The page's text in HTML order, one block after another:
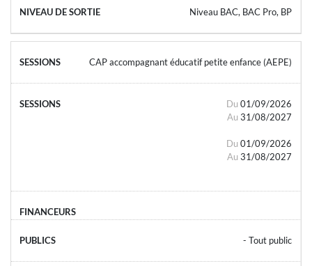
Niveau BAC, BAC Pro, BP
CAP accompagnant éducatif petite enfance (AEPE)
Du 01/09/2026
Au 31/08/2027
Du 01/09/2026
Au 31/08/2027
- Tout public